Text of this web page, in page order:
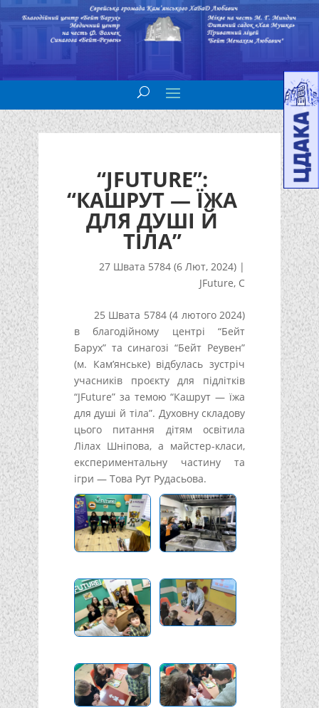
“JFUTURE”:
“КАШРУТ — ЇЖА
ДЛЯ ДУШІ Й
ТІЛА”
27 Швата 5784 (6 Лют, 2024) |
JFuture, С
25 Швата 5784 (4 лютого 2024)
в благодійному центрі “Бейт
Барух” та синагозі “Бейт Реувен”
(м. Кам’янське) відбулась зустріч
учасників проєкту для підлітків
“JFuture” за темою “Кашрут — їжа
для душі й тіла”. Духовну складову
цього питання дітям освітила
Лілах Шніпова, а майстер-класи,
експериментальну частину та
ігри — Това Рут Рудасьова.